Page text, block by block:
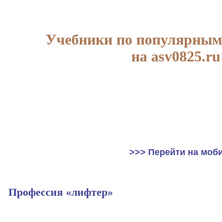
Учебники по
на asv0825.ru
>>> Перейти на
Профессия «лифтер»